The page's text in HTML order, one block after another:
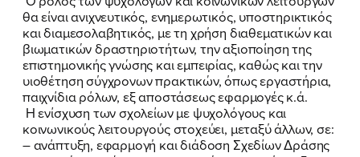
θα είναι ανιχνευτικός, ενημερωτικός, υποστηρικτικός
και διαμεσολαβητικός, με τη χρήση διαθεματικών και
βιωματικών δραστηριοτήτων, την αξιοποίηση της
επιστημονικής γνώσης και εμπειρίας, καθώς και την
υιοθέτηση σύγχρονων πρακτικών, όπως εργαστήρια,
παιχνίδια ρόλων, εξ αποστάσεως εφαρμογές κ.ά.
Η ενίσχυση των σχολείων με ψυχολόγους και
κοινωνικούς λειτουργούς στοχεύει, μεταξύ άλλων, σε:
– ανάπτυξη, εφαρμογή και διάδοση Σχεδίων Δράσης